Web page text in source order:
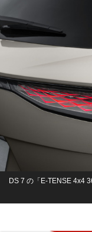
DS 7 の「E-TENSE 4x4